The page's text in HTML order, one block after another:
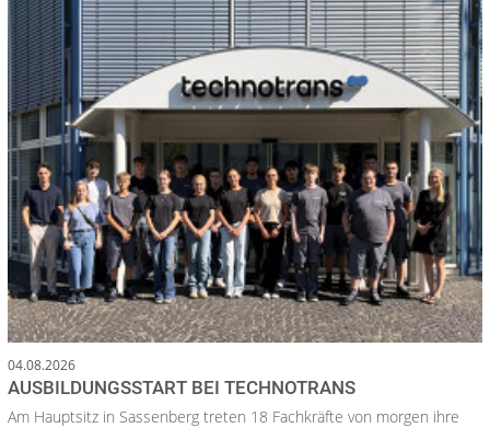
04.08.2026
AUSBILDUNGSSTART BEI TECHNOTRANS
Am Hauptsitz in Sassenberg treten 18 Fachkräfte von morgen ihre